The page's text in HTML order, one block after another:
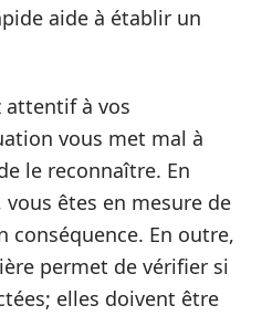
aide à établir un
attentif à vos
vous met mal à
le reconnaître. En
êtes en mesure de
conséquence. En outre,
permet de vérifier si
elles doivent être